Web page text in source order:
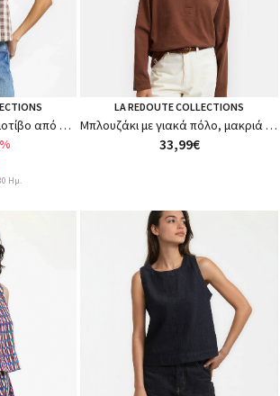
Αμάνικο τοπ με καρό μοτίβο από βαμβάκι και λινό
Ημ.
LA REDOUTE COLLECTIONS
Μπλουζάκι με γιακά πόλο, μακριά μανίκια
33,99€